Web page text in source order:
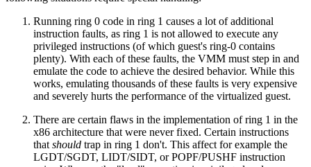
Running ring 0 code in ring 1 causes a lot of additional
instruction faults, as ring 1 is not allowed to execute any
privileged instructions (of which guest's ring-0 contains
plenty). With each of these faults, the VMM must step in and
emulate the code to achieve the desired behavior. While this
works, emulating thousands of these faults is very expensive
and severely hurts the performance of the virtualized guest.
There are certain flaws in the implementation of ring 1 in the
x86 architecture that were never fixed. Certain instructions
that should trap in ring 1 don't. This affect for example the
LGDT/SGDT, LIDT/SIDT, or POPF/PUSHF instruction